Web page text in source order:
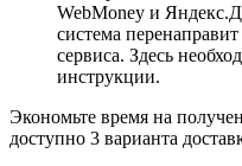
WebMoney и
система
сервиса. Здесь
инструкции.
Экономьте время на
доступно 3 варианта